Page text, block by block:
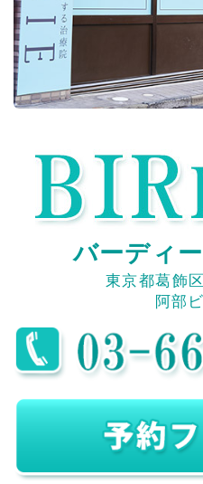
バーディ
東京都葛飾
阿部